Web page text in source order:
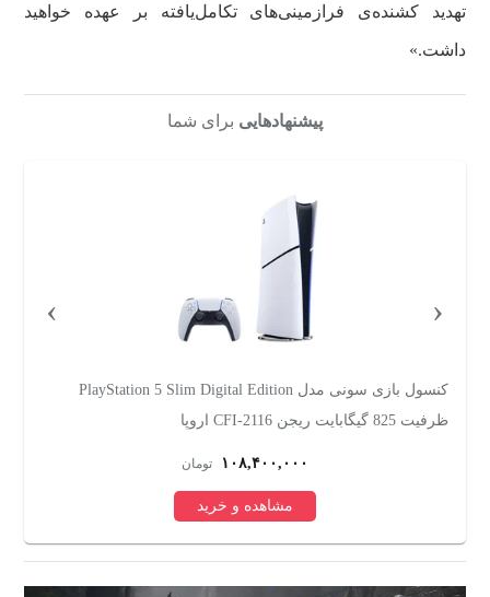
تهدید کشنده‌ی فرازمینی‌های تکامل‌یافته بر عهده خواهید
داشت.»
پیشنهادهایی برای شما
کنسول بازی سونی مدل PlayStation 5 Slim Digital Edition
ظرفیت 825 گیگابایت ریجن CFI-2116 اروپا
۱۰۸,۴۰۰,۰۰۰ تومان
مشاهده و خرید
‹
›